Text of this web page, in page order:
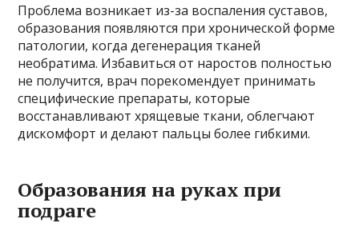
Проблема возникает из-за воспаления суставов,
образования появляются при хронической форме
патологии, когда дегенерация тканей
необратима. Избавиться от наростов полностью
не получится, врач порекомендует принимать
специфические препараты, которые
восстанавливают хрящевые ткани, облегчают
дискомфорт и делают пальцы более гибкими.
Образования на руках при
подраге